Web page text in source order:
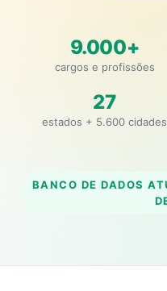
9.000+
cargos e profissões
27
estados + 5.600 cidades
BANCO DE DADOS